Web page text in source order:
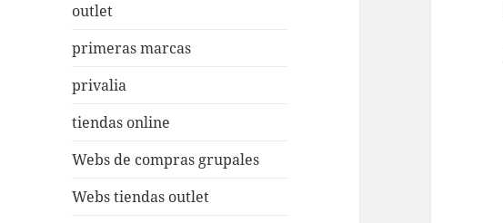
outlet
primeras marcas
privalia
tiendas online
Webs de compras grupales
Webs tiendas outlet